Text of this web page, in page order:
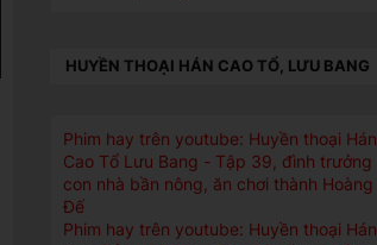
HUYỀN THOẠI HÁN CAO TỔ, LƯU BANG
Phim hay trên youtube: Huyền thoại Hán
Cao Tổ Lưu Bang - Tập 39, đình trưởng
con nhà bần nông, ăn chơi thành Hoàng
Đế
Phim hay trên youtube: Huyền thoại Hán